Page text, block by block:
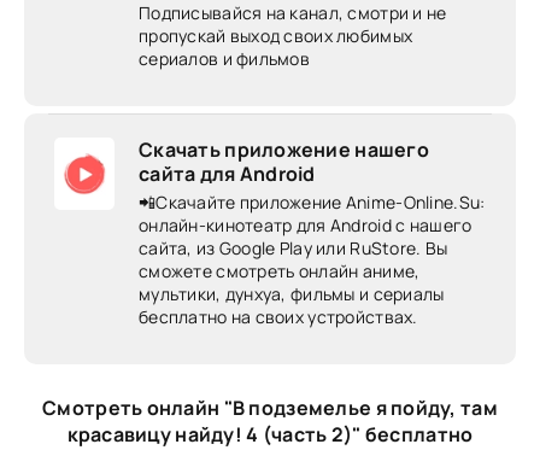
Подписывайся на канал, смотри и не
пропускай выход своих любимых
сериалов и фильмов
Скачать приложение нашего
сайта для Android
📲Скачайте приложение Anime-Online.Su:
онлайн-кинотеатр для Android c нашего
сайта, из Google Play или RuStore. Вы
сможете смотреть онлайн аниме,
мультики, дунхуа, фильмы и сериалы
бесплатно на своих устройствах.
Смотреть онлайн "В подземелье я пойду, там
красавицу найду! 4 (часть 2)" бесплатно